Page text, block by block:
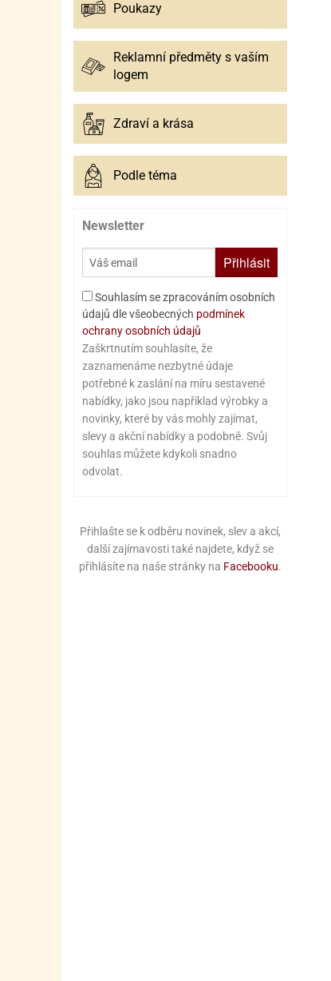
Poukazy
Reklamní předměty s vaším
logem
Zdraví a krása
Podle téma
Newsletter
Přihlásit
Souhlasím se zpracováním osobních
údajů dle všeobecných podmínek
ochrany osobních údajů
Zaškrtnutím souhlasíte, že
zaznamenáme nezbytné údaje
potřebné k zaslání na míru sestavené
nabídky, jako jsou například výrobky a
novinky, které by vás mohly zajímat,
slevy a akční nabídky a podobně. Svůj
souhlas můžete kdykoli snadno
odvolat.
Přihlašte se k odběru novinek, slev a akcí,
další zajímavosti také najdete, když se
přihlásíte na naše stránky na Facebooku.